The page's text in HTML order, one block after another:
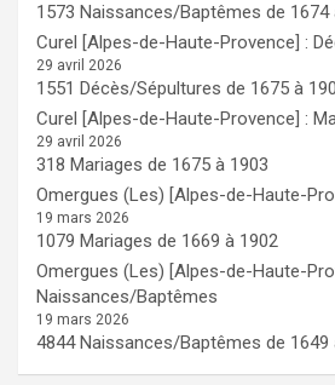
1573 Naissances/Baptêmes de 1674
Curel [Alpes-de-Haute-Provence] :
29 avril 2026
1551 Décès/Sépultures de 1675 à
Curel [Alpes-de-Haute-Provence] :
29 avril 2026
318 Mariages de 1675 à 1903
Omergues (Les) [Alpes-de-Haute-
19 mars 2026
1079 Mariages de 1669 à 1902
Omergues (Les) [Alpes-de-Haute-
Naissances/Baptêmes
19 mars 2026
4844 Naissances/Baptêmes de 1649